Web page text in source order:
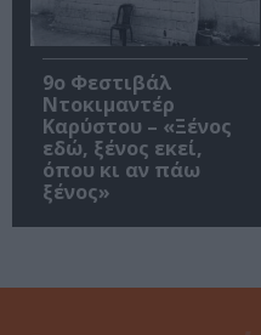
9ο Φεστιβάλ
Ντοκιμαντέρ
Καρύστου – «Ξένος
εδώ, ξένος εκεί,
όπου κι αν πάω
ξένος»